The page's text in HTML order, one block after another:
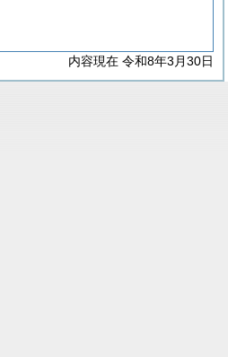
内容現在 令和8年3月30日